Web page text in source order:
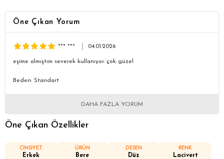
Öne Çıkan Yorum
*** *** 04.01.2026
eşime almıştım severek kullanıyor. çok güzel
Beden: Standart
DAHA FAZLA YORUM
Öne Çıkan Özellikler
CİNSİYET
Erkek
ÜRÜN
Bere
DESEN
Düz
RENK
Lacivert